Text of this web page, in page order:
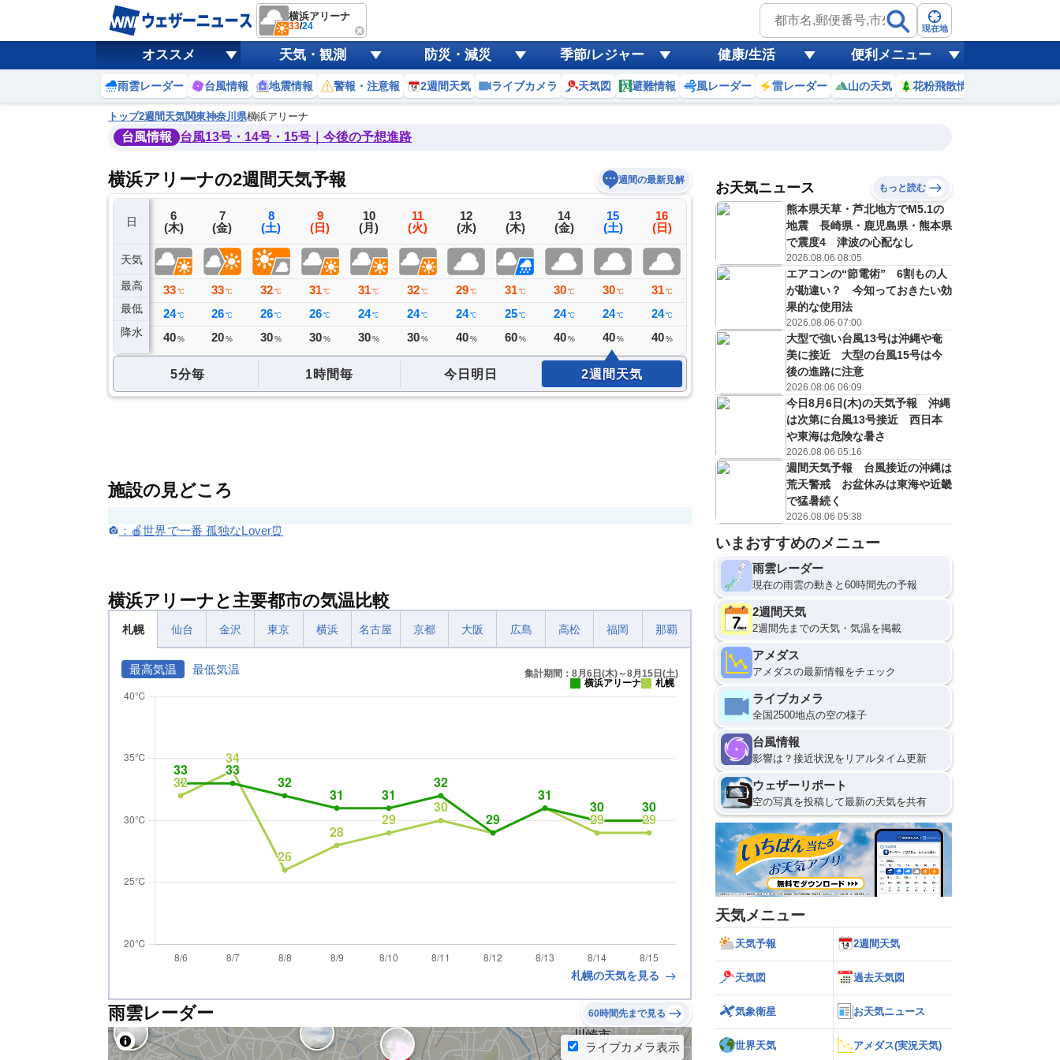
横浜アリーナ
33/24 現在地
オススメ 天気・観測 防災・減災 季節/レジャー 健康/生活 便利メニュー
雨雲レーダー 台風情報 地震情報 警報・注意報 2週間天気 ライブカメラ 天気図 避難情報 風レーダー 雷レーダー 山の天気 花粉飛散情報
トップ2週間天気関東神奈川県横浜アリーナ
台風情報 台風13号・14号・15号｜今後の予想進路
横浜アリーナの2週間天気予報 週間の最新見解
日
天気
最高
最低
降水
5
(水)
31℃
24℃
ミリ
6
(木)
33 ℃
24 ℃
40 %
7
(金)
33 ℃
26 ℃
20 %
8
(土)
32 ℃
26 ℃
30 %
9
(日)
31 ℃
26 ℃
30 %
10
(月)
31℃
24℃
30%
11
(火)
32℃
24℃
30%
12
(水)
29℃
24℃
40%
13
(木)
31℃
25℃
60%
14
(金)
30 ℃
24 ℃
40 %
15
(土)
30 ℃
24 ℃
40 %
16
(日)
31 ℃
24 ℃
40 %
17
%
19
(水)
E
32℃
25℃
30%
20
(木)
E
30℃
23
40%
予報の
信頼度
高
A
B
C
D
5分毎 1時間毎 今日明日 2週間天気
施設の見どころ
：🍎世界で一番 孤独なLover⏰
横浜アリーナと主要都市の気温比較
札幌 仙台 金沢 東京 横浜 名古屋 京都 大阪 広島 高松 福岡 那覇
最高気温 最低気温
集計期間：8月6日(木)～8月15日(土)
横浜アリーナ
札幌
札幌の天気を見る
雨雲レーダー 60時間先まで見る
お天気ニュース もっと読む
熊本県天草・芦北地方でM5.1の
地震 長崎県・鹿児島県・熊本県
で震度4 津波の心配なし
2026.08.06 08:05
エアコンの“節電術” 6割もの人
が勘違い？ 今知っておきたい効
果的な使用法
2026.08.06 07:00
大型で強い台風13号は沖縄や奄
美に接近 大型の台風15号は今
後の進路に注意
2026.08.06 06:09
今日8月6日(木)の天気予報 沖縄
は次第に台風13号接近 西日本
や東海は危険な暑さ
2026.08.06 05:16
週間天気予報 台風接近の沖縄は
荒天警戒 お盆休みは東海や近畿
で猛暑続く
2026.08.06 05:38
いまおすすめのメニュー
雨雲レーダー
現在の雨雲の動きと60時間先の予報
2週間天気
2週間先までの天気・気温を掲載
アメダス
アメダスの最新情報をチェック
ライブカメラ
全国2500地点の空の様子
台風情報
影響は？接近状況をリアルタイム更新
ウェザーリポート
空の写真を投稿して最新の天気を共有
天気メニュー
天気予報 2週間天気
天気図 過去天気図
気象衛星 お天気ニュース
世界天気 アメダス(実況天気)